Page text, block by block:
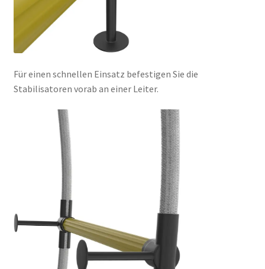
Für einen schnellen Einsatz befestigen Sie die
Stabilisatoren vorab an einer Leiter.